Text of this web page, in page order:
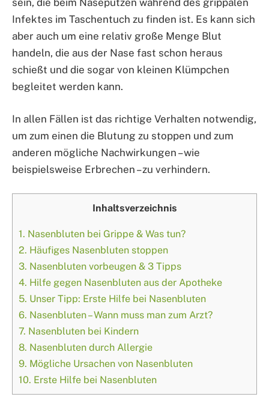
Infektes im Taschentuch zu finden ist. Es kann sich
aber auch um eine relativ große Menge Blut
handeln, die aus der Nase fast schon heraus
schießt und die sogar von kleinen Klümpchen
begleitet werden kann.
In allen Fällen ist das richtige Verhalten notwendig,
um zum einen die Blutung zu stoppen und zum
anderen mögliche Nachwirkungen – wie
beispielsweise Erbrechen – zu verhindern.
Inhaltsverzeichnis
1. Nasenbluten bei Grippe & Was tun?
2. Häufiges Nasenbluten stoppen
3. Nasenbluten vorbeugen & 3 Tipps
4. Hilfe gegen Nasenbluten aus der Apotheke
5. Unser Tipp: Erste Hilfe bei Nasenbluten
6. Nasenbluten – Wann muss man zum Arzt?
7. Nasenbluten bei Kindern
8. Nasenbluten durch Allergie
9. Mögliche Ursachen von Nasenbluten
10. Erste Hilfe bei Nasenbluten